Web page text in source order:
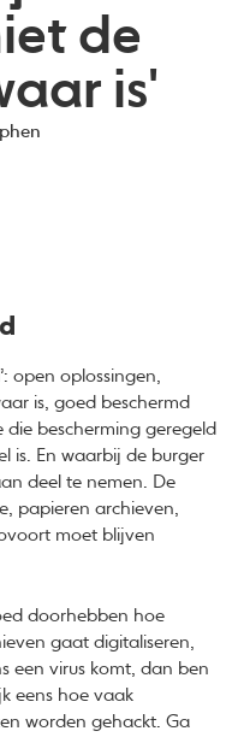
de
is'
open oplossingen,
is, goed beschermd
bescherming geregeld
is. En waarbij de burger
deel te nemen. De
papieren archieven,
moet blijven
doorhebben hoe
gaat digitaliseren,
een virus komt, dan ben
eens hoe vaak
worden gehackt. Ga